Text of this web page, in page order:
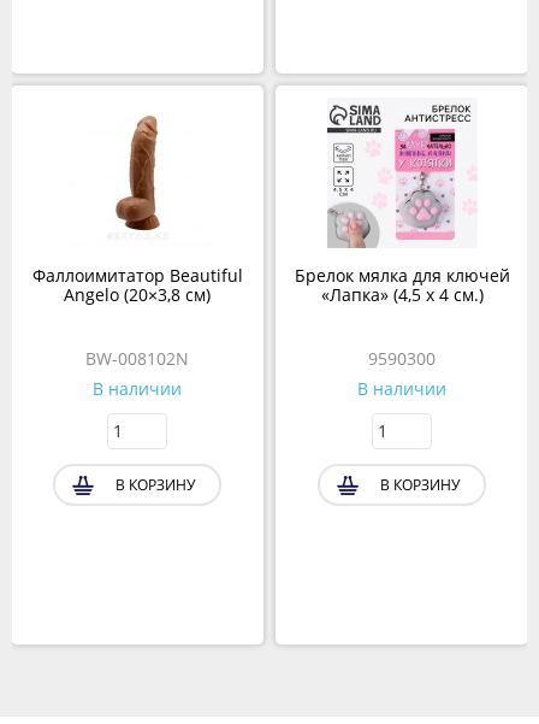
Фаллоимитатор Beautiful
Angelo (20×3,8 см)
BW-008102N
В наличии
В КОРЗИНУ
Брелок мялка для ключей
«Лапка» (4,5 х 4 см.)
9590300
В наличии
В КОРЗИНУ